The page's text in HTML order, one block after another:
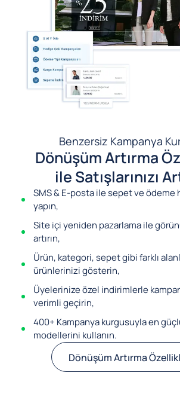
Benzersiz Kampanya
Dönüşüm Artırma
ile Satışlarınızı
SMS & E-posta ile sepet ve ödeme
yapın,
Site içi yeniden pazarlama ile
artırın,
Ürün, kategori, sepet gibi farklı
ürünlerinizi gösterin,
Üyelerinize özel indirimlerle
verimli geçirin,
400+ Kampanya kurgusuyla en
modellerini kullanın.
Dönüşüm Artırma